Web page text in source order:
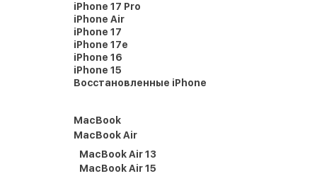
iPhone 17 Pro
iPhone Air
iPhone 17
iPhone 17e
iPhone 16
iPhone 15
Восстановленные iPhone
MacBook
MacBook Air
MacBook Air 13
MacBook Air 15